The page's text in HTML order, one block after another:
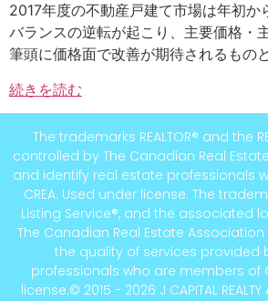
2017年度の不動産戸建て市場は年初か
バランスの逆転が起こり、主要価格・
筆頭に価格面で改善が期待されるもの
続きを読む
The trademarks REALTOR® and the
controlled by The Canadian Real
and identify real estate professionals
CREA. Used under license. The
Listing Service®, and the associated
The Canadian Real Estate Association
the quality of services provided
professionals who are members of
license.© 2015 - 2026 J CAPITAL